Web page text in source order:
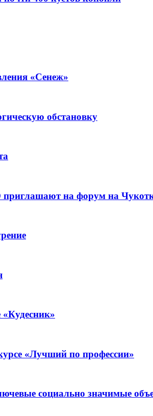
«Сенеж»
обстановку
на форум на
«Лучший по профессии»
социально значимые